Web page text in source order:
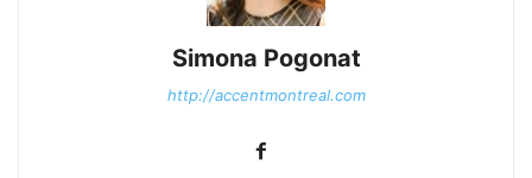
Simona Pogonat
http://accentmontreal.com